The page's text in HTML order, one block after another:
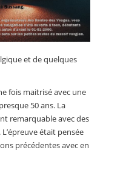
et de quelques
fois maitrisé avec une
50 ans. La
remarquable avec des
était pensée
précédentes avec en